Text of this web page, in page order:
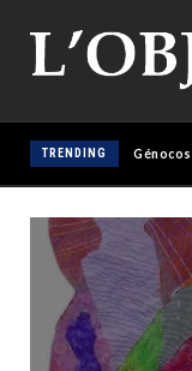
TRENDINGGénocost 2026 :